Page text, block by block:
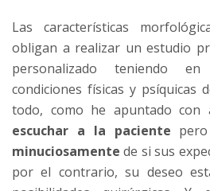
Las características
obligan a realizar un estudio
personalizado teniendo
condiciones físicas y psíquicas
todo, como he apuntado con
escuchar a la paciente
minuciosamente de si sus
por el contrario, su deseo